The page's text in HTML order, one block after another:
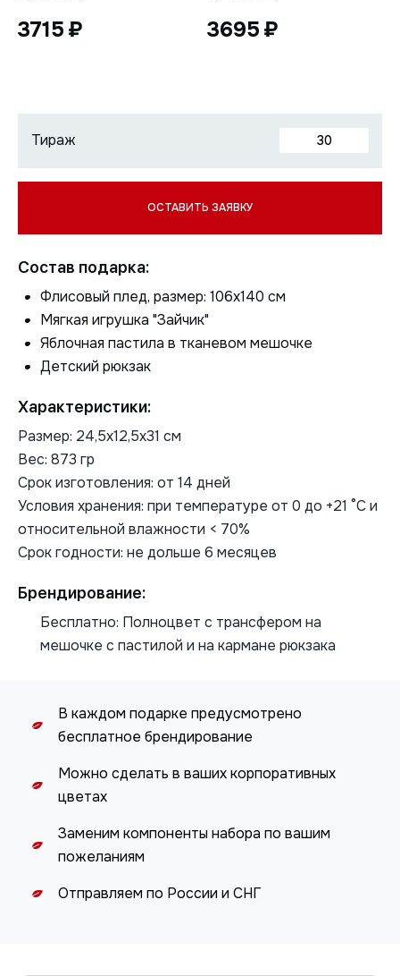
3715 3695
Состав подарка:
Флисовый плед, размер: 106х140 см
Мягкая игрушка "Зайчик"
Яблочная пастила в тканевом мешочке
Детский рюкзак
Характеристики:
Размер: 24,5х12,5х31 см
Вес: 873 гр
Срок изготовления: от 14 дней
Условия хранения: при температуре от 0 до +21 °С и
относительной влажности < 70%
Срок годности: не дольше 6 месяцев
Брендирование:
Бесплатно: Полноцвет с трансфером на
мешочке с пастилой и на кармане рюкзака
В каждом подарке предусмотрено
бесплатное брендирование
Можно сделать в ваших корпоративных
цветах
Заменим компоненты набора по вашим
пожеланиям
Отправляем по России и СНГ